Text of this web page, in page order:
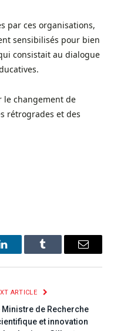
par ces organisations,
sensibilisés pour bien
consistait au dialogue
changement de
rétrogrades et des
LinkedInTumblr Email
ARTICLE
Ministre de Recherche
et innovation